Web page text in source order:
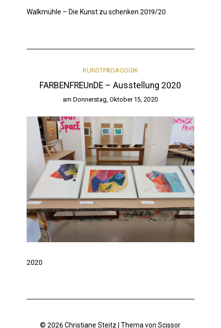
Walkmühle – Die Kunst zu schenken 2019/20
KUNSTPÄDAGOGIK
FARBENFREUnDE – Ausstellung 2020
am Donnerstag, Oktober 15, 2020
2020
© 2026 Christiane Steitz | Thema vonScissor